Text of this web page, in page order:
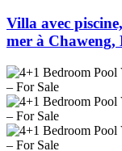
Villa avec
mer à